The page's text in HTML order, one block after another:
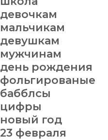
девочкам
мальчикам
девушкам
мужчинам
день рождения
фольгированые
бабблсы
цифры
новый год
23 февраля